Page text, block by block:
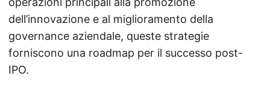
dell’innovazione e al miglioramento della
governance aziendale, queste strategie
forniscono una roadmap per il successo post-
IPO.